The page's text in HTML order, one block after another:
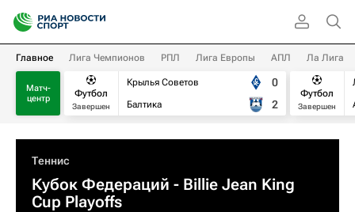
Главное Лига Чемпионов РПЛ Лига Европы АПЛ Ла Лига
Матч-
центр
Футбол
Завершен
Крылья Советов
Балтика
0
2
Футбол
Завершен
Теннис
Кубок Федераций - Billie Jean King
Cup Playoffs